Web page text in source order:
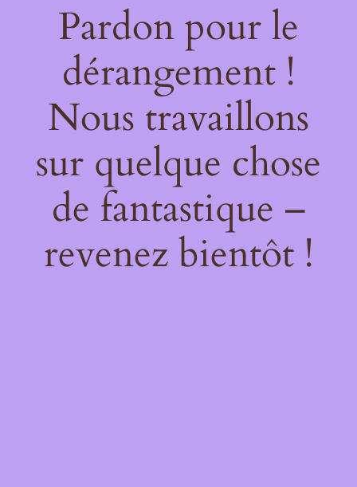
Pardon pour le
dérangement !
Nous travaillons
sur quelque chose
de fantastique –
revenez bientôt !